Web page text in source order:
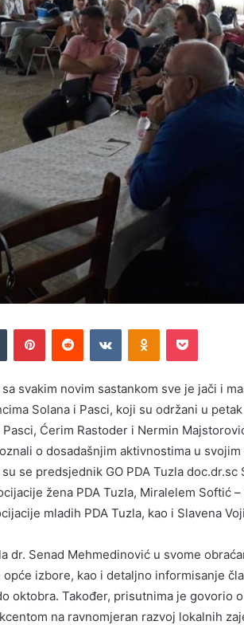
svakim novim sastankom sve je jači i
Solana i Pasci, koji su održani u
Ćerim Rastoder i Nermin
o dosadašnjim aktivnostima u
se predsjednik GO PDA Tuzla
žena PDA Tuzla, Miralelem Softić
mladih PDA Tuzla, kao i Slavena
dr. Senad Mehmedinović u svome
izbore, kao i detaljno informisanje
oktobra. Također, prisutnima je govorio
na ravnomjeran razvoj lokalnih